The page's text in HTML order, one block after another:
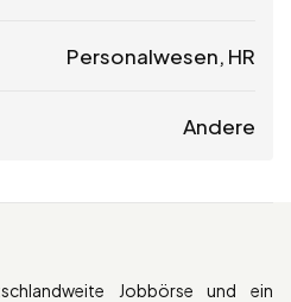
Personalwesen, HR
Andere
Jobbörse und ein